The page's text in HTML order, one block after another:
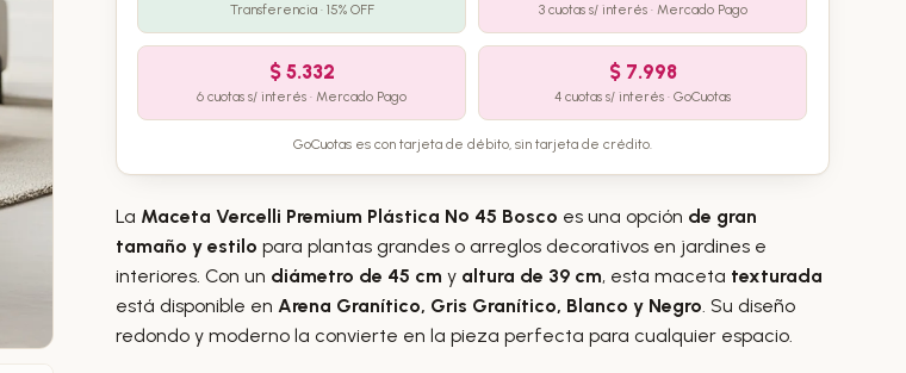
Transferencia · 15% OFF 3 cuotas s/ interés · Mercado Pago
$5.332
6 cuotas s/ interés · Mercado Pago
$7.998
4 cuotas s/ interés · GoCuotas
GoCuotas es con tarjeta de débito, sin tarjeta de crédito.
La Maceta Vercelli Premium Plástica Nº 45 Bosco es una opción de gran
tamaño y estilo para plantas grandes o arreglos decorativos en jardines e
interiores. Con un diámetro de 45 cm y altura de 39 cm, esta maceta texturada
está disponible en Arena Granítico, Gris Granítico, Blanco y Negro. Su diseño
redondo y moderno la convierte en la pieza perfecta para cualquier espacio.